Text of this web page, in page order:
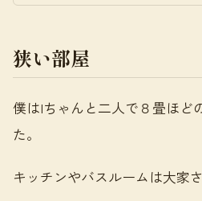
狭い部屋
僕はIちゃんと二人で８畳ほど
た。
キッチンやバスルームは大家